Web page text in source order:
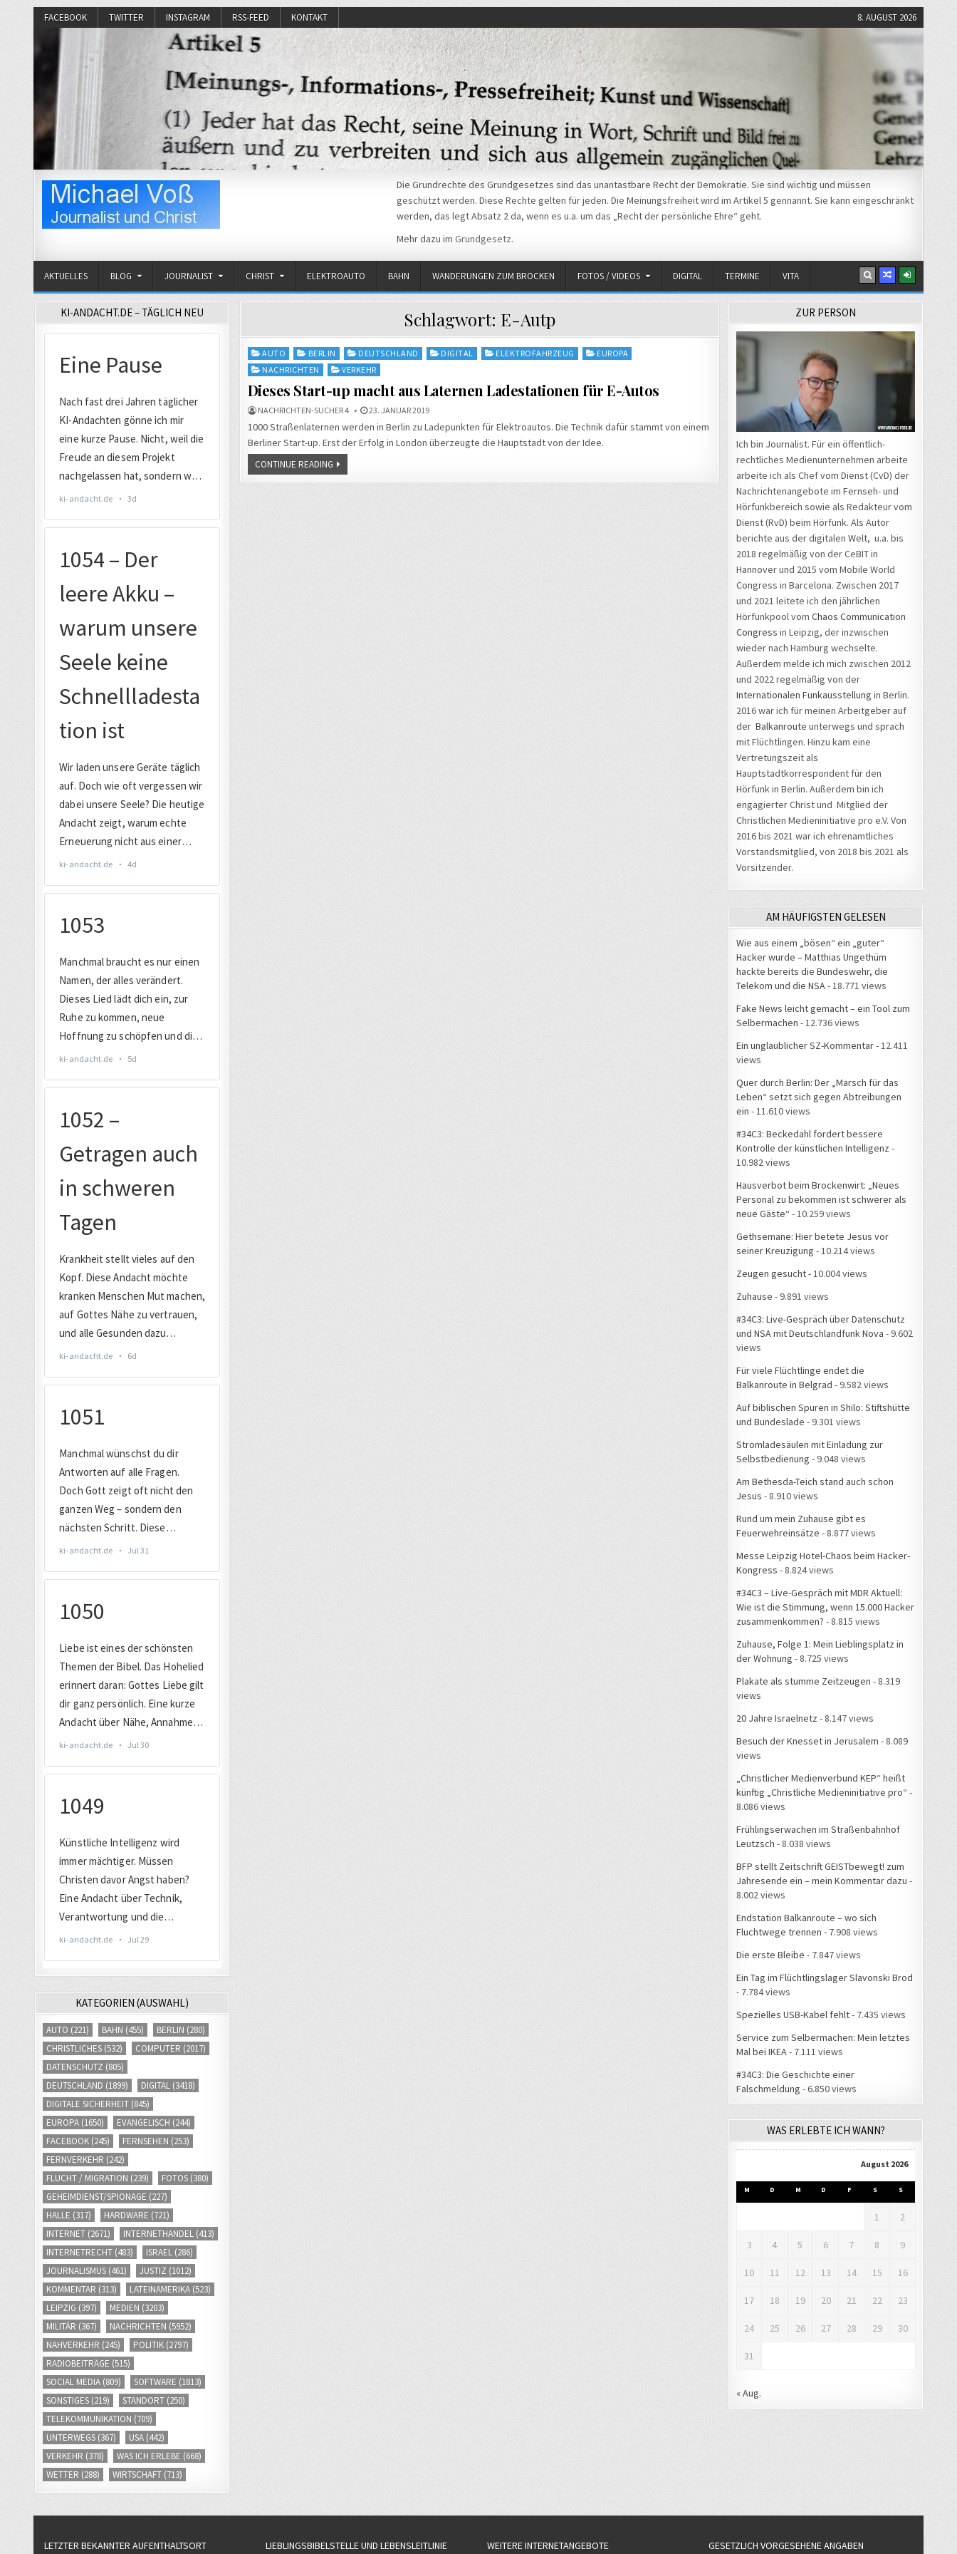
FACEBOOK TWITTER INSTAGRAM RSS-FEED KONTAKT 8. AUGUST 2026
Die Grundrechte des Grundgesetzes sind das unantastbare Recht der Demokratie. Sie sind wichtig und müssen
geschützt werden. Diese Rechte gelten für jeden. Die Meinungsfreiheit wird im Artikel 5 gennannt. Sie kann eingeschränkt
werden, das legt Absatz 2 da, wenn es u.a. um das „Recht der persönliche Ehre“ geht.
Mehr dazu im Grundgesetz.
AKTUELLES BLOG JOURNALIST CHRIST ELEKTROAUTO BAHN WANDERUNGEN ZUM BROCKEN FOTOS / VIDEOS DIGITAL TERMINE VITA
Schlagwort: E-Autp
Posted
in
AUTO BERLIN DEUTSCHLAND DIGITAL ELEKTROFAHRZEUG
EUROPA
NACHRICHTEN
VERKEHR
Dieses Start-up macht aus Laternen Ladestationen für E-Autos
NACHRICHTEN-SUCHER 4 23. JANUAR 2019
1000 Straßenlaternen werden in Berlin zu Ladepunkten für Elektroautos. Die Technik dafür stammt von einem
Berliner Start-up. Erst der Erfolg in London überzeugte die Hauptstadt von der Idee.
CONTINUE READING
KI-ANDACHT.DE – TÄGLICH NEU
KATEGORIEN (AUSWAHL)
AUTO (221) BAHN (455) BERLIN (280)
CHRISTLICHES (532) COMPUTER (2017)
DATENSCHUTZ (805)
DEUTSCHLAND (1899) DIGITAL (3418)
DIGITALE SICHERHEIT (845)
EUROPA (1650) EVANGELISCH (244)
FACEBOOK (245) FERNSEHEN (253)
FERNVERKEHR (242)
FLUCHT / MIGRATION (239) FOTOS (380)
GEHEIMDIENST/SPIONAGE (227)
HALLE (317) HARDWARE (721)
INTERNET (2671) INTERNETHANDEL (413)
INTERNETRECHT (483) ISRAEL (286)
JOURNALISMUS (461) JUSTIZ (1012)
KOMMENTAR (313) LATEINAMERIKA (523)
LEIPZIG (397) MEDIEN (3203)
MILITÄR (367) NACHRICHTEN (5952)
NAHVERKEHR (245) POLITIK (2797)
RADIOBEITRÄGE (515)
SOCIAL MEDIA (809) SOFTWARE (1813)
SONSTIGES (219) STANDORT (250)
TELEKOMMUNIKATION (709)
UNTERWEGS (367) USA (442)
VERKEHR (378) WAS ICH ERLEBE (668)
WETTER (288) WIRTSCHAFT (713)
ZUR PERSON
Ich bin Journalist. Für ein öffentlich-
rechtliches Medienunternehmen arbeite
arbeite ich als Chef vom Dienst (CvD) der
Nachrichtenangebote im Fernseh- und
Hörfunkbereich sowie als Redakteur vom
Dienst (RvD) beim Hörfunk. Als Autor
berichte aus der digitalen Welt, u.a. bis
2018 regelmäßig von der CeBIT in
Hannover und 2015 vom Mobile World
Congress in Barcelona. Zwischen 2017
und 2021 leitete ich den jährlichen
Hörfunkpool vom Chaos Communication
Congress in Leipzig, der inzwischen
wieder nach Hamburg wechselte.
Außerdem melde ich mich zwischen 2012
und 2022 regelmäßig von der
Internationalen Funkausstellung in Berlin.
2016 war ich für meinen Arbeitgeber auf
der Balkanroute unterwegs und sprach
mit Flüchtlingen. Hinzu kam eine
Vertretungszeit als
Hauptstadtkorrespondent für den
Hörfunk in Berlin. Außerdem bin ich
engagierter Christ und Mitglied der
Christlichen Medieninitiative pro e.V. Von
2016 bis 2021 war ich ehrenamtliches
Vorstandsmitglied, von 2018 bis 2021 als
Vorsitzender.
AM HÄUFIGSTEN GELESEN
Wie aus einem „bösen“ ein „guter“
Hacker wurde – Matthias Ungethüm
hackte bereits die Bundeswehr, die
Telekom und die NSA - 18.771 views
Fake News leicht gemacht – ein Tool zum
Selbermachen - 12.736 views
Ein unglaublicher SZ-Kommentar- 12.411
views
Quer durch Berlin: Der „Marsch für das
Leben“ setzt sich gegen Abtreibungen
ein - 11.610 views
#34C3: Beckedahl fordert bessere
Kontrolle der künstlichen Intelligenz -
10.982 views
Hausverbot beim Brockenwirt: „Neues
Personal zu bekommen ist schwerer als
neue Gäste“ - 10.259 views
Gethsemane: Hier betete Jesus vor
seiner Kreuzigung - 10.214 views
Zeugen gesucht- 10.004 views
Zuhause - 9.891 views
#34C3: Live-Gespräch über Datenschutz
und NSA mit Deutschlandfunk Nova - 9.602
views
Für viele Flüchtlinge endet die
Balkanroute in Belgrad - 9.582 views
Auf biblischen Spuren in Shilo: Stiftshütte
und Bundeslade - 9.301 views
Stromladesäulen mit Einladung zur
Selbstbedienung - 9.048 views
Am Bethesda-Teich stand auch schon
Jesus - 8.910 views
Rund um mein Zuhause gibt es
Feuerwehreinsätze - 8.877 views
Messe Leipzig Hotel-Chaos beim Hacker-
Kongress - 8.824 views
#34C3 – Live-Gespräch mit MDR Aktuell:
Wie ist die Stimmung, wenn 15.000 Hacker
zusammenkommen? - 8.815 views
Zuhause, Folge 1: Mein Lieblingsplatz in
der Wohnung - 8.725 views
Plakate als stumme Zeitzeugen - 8.319
views
20 Jahre Israelnetz - 8.147 views
Besuch der Knesset in Jerusalem - 8.089
views
„Christlicher Medienverbund KEP“ heißt
künftig „Christliche Medieninitiative pro“ -
8.086 views
Frühlingserwachen im Straßenbahnhof
Leutzsch - 8.038 views
BFP stellt Zeitschrift GEISTbewegt! zum
Jahresende ein – mein Kommentar dazu -
8.002 views
Endstation Balkanroute – wo sich
Fluchtwege trennen - 7.908 views
Die erste Bleibe - 7.847 views
Ein Tag im Flüchtlingslager Slavonski Brod
- 7.784 views
Spezielles USB-Kabel fehlt- 7.435 views
Service zum Selbermachen: Mein letztes
Mal bei IKEA - 7.111 views
#34C3: Die Geschichte einer
Falschmeldung - 6.850 views
WAS ERLEBTE ICH WANN?
August 2026
M D M D F S S
1 2
3 4 5 6 7 8 9
10 11 12 13 14 15 16
17 18 19 20 21 22 23
24 25 26 27 28 29 30
31
« Aug.
LETZTER BEKANNTER AUFENTHALTSORT LIEBLINGSBIBELSTELLE UND LEBENSLEITLINIE WEITERE INTERNETANGEBOTE GESETZLICH VORGESEHENE ANGABEN